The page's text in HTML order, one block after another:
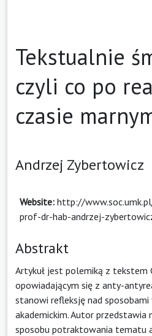
Tekstualnie
czyli co po
czasie
Andrzej Zybertowicz
Website: http://
prof-dr-hab-andrzej-
Abstrakt
Artykuł jest polemiką z tekstem
opowiadającym się z anty-
stanowi refleksję nad
akademickim. Autor przedstawia
sposobu potraktowania tematu